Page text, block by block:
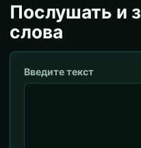
Послушать и
слова
Введите текст